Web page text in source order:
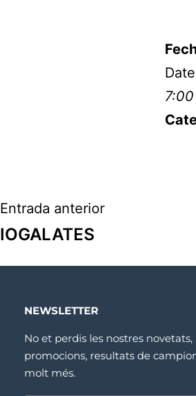
Entrada anterior
IOGALATES
NEWSLETTER
No et perdis les nostres novetats,
promocions, resultats de
molt més.